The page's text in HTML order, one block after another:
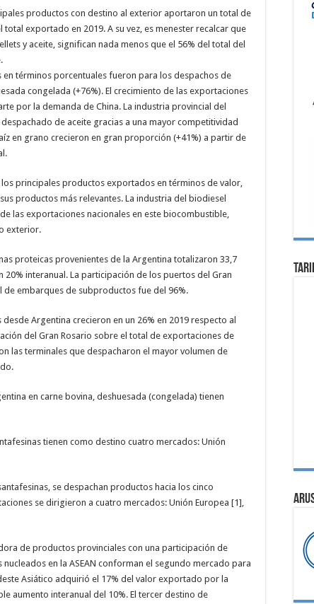
productos con destino al exterior aportaron un total de
exportado en 2019. A su vez, es menester recalcar que
y aceite, significan nada menos que el 56% del total del
en términos porcentuales fueron para los despachos de
congelada (+76%). El crecimiento de las exportaciones
por la demanda de China. La industria provincial del
de aceite gracias a una mayor competitividad
en grano crecieron en gran proporción (+41%) a partir de
principales productos exportados en términos de valor,
productos más relevantes. La industria del biodiesel
las exportaciones nacionales en este biocombustible,
exterior.
proteicas provenientes de la Argentina totalizaron 33,7
interanual. La participación de los puertos del Gran
de embarques de subproductos fue del 96%.
Argentina crecieron en un 26% en 2019 respecto al
del Gran Rosario sobre el total de exportaciones de
las terminales que despacharon el mayor volumen de
en carne bovina, deshuesada (congelada) tienen
tienen como destino cuatro mercados: Unión
se despachan productos hacia los cinco
se dirigieron a cuatro mercados: Unión Europea [1],
de productos provinciales con una participación de
en la ASEAN conforman el segundo mercado para
Asiático adquirió el 17% del valor exportado por la
aumento interanual del 10%. El tercer destino de